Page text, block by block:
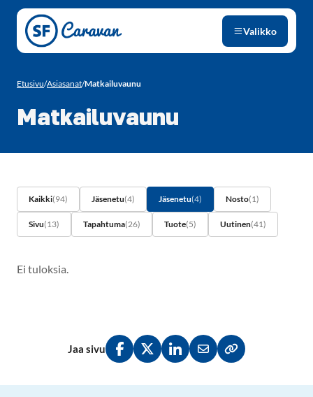
Siirry sivun sisältöön
Valikko
Etusivu/Asiasanat/Matkailuvaunu
Matkailuvaunu
Kaikki(94) Jäsenetu(4) Jäsenetu(4) Nosto(1)
Sivu(13) Tapahtuma(26) Tuote(5) Uutinen(41)
Ei tuloksia.
Jaa sivu
Jaa Facebookissa
Jaa Twitterissä
Jaa LinkedInissä
Jaa sähköpostitse
Kopioi linkki